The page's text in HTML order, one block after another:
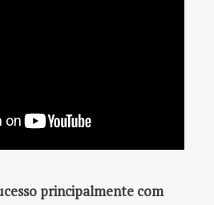
principalmente com